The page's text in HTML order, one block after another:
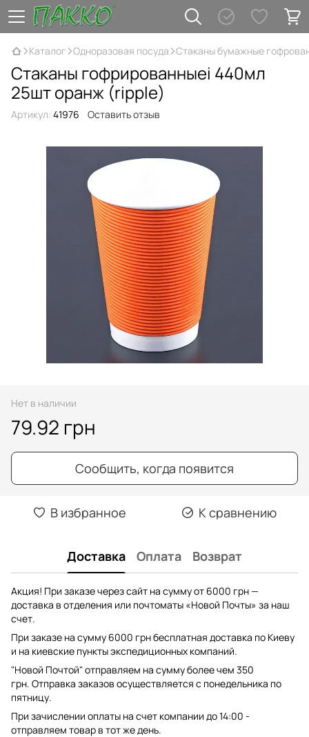
Каталог Одноразовая посуда Стаканы бумажные
Стаканы гофрированныеі 440мл
25шт оранж (ripple)
Артикул: 41976 Оставить отзыв
Нет в наличии
79.92 грн
Сообщить, когда появится
В избранное К сравнению
Доставка Оплата Возврат
Акция! При заказе через сайт на сумму от 6000 грн —
доставка в отделения или почтоматы «Новой Почты» за наш
счет.
При заказе на сумму 6000 грн бесплатная доставка по Киеву
и на киевские пункты экспедиционных компаний.
"Новой Почтой" отправляем на сумму более чем 350
грн. Отправка заказов осуществляется с понедельника по
пятницу.
При зачислении оплаты на счет компании до 14:00 -
отправляем товар в тот же день.